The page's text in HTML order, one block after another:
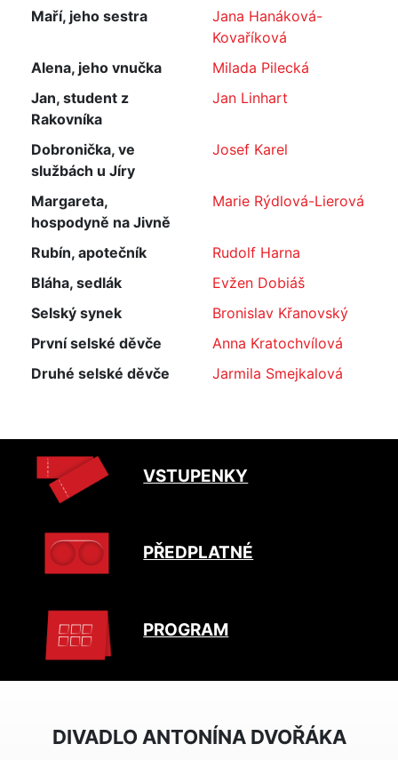
Maří, jeho sestra
Jana Hanáková-
Kovaříková
Alena, jeho vnučka
Milada Pilecká
Jan, student z
Rakovníka
Jan Linhart
Dobronička, ve
službách u Jíry
Josef Karel
Margareta,
hospodyně na Jivně
Marie Rýdlová-Lierová
Rubín, apotečník
Rudolf Harna
Bláha, sedlák
Evžen Dobiáš
Selský synek
Bronislav Křanovský
První selské děvče
Anna Kratochvílová
Druhé selské děvče
Jarmila Smejkalová
VSTUPENKY
PŘEDPLATNÉ
PROGRAM
DIVADLO ANTONÍNA DVOŘÁKA